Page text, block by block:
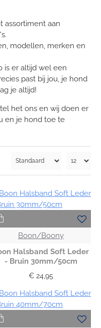
assortiment aan
modellen, merken en
is er altijd wel een
past bij jou, je hond
je altijd!
het ons en wij doen er
en je hond toe te
Boon/Boony
Halsband Soft Leder
- Bruin 30mm/50cm
€ 24,95